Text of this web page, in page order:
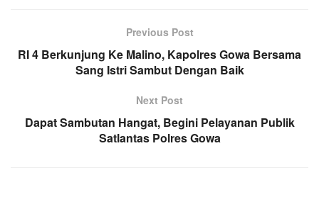
Previous Post
RI 4 Berkunjung Ke Malino, Kapolres Gowa Bersama
Sang Istri Sambut Dengan Baik
Next Post
Dapat Sambutan Hangat, Begini Pelayanan Publik
Satlantas Polres Gowa